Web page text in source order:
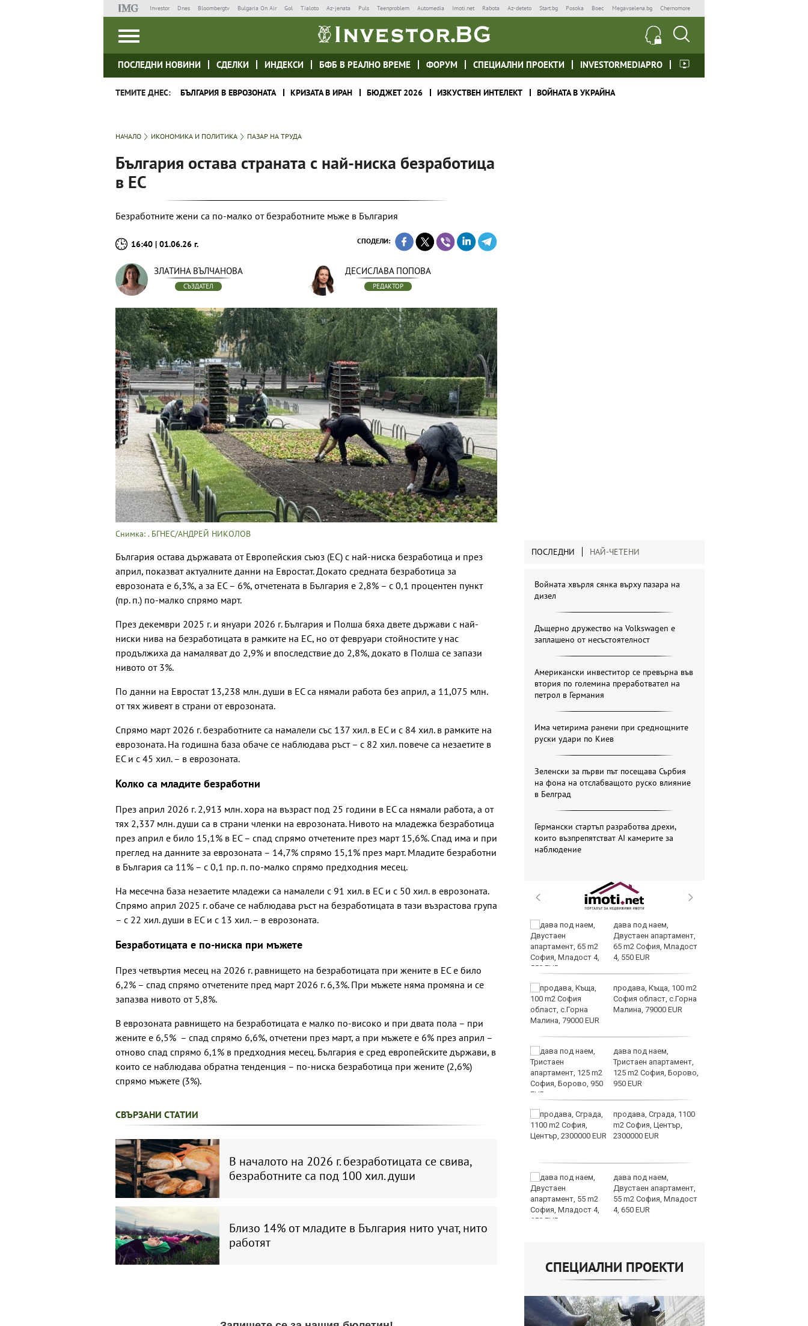
Investor Dnes Bloombergtv Bulgaria On Air Gol Tialoto Az-jenata Puls Teenproblem Automedia Imoti.net Rabota Az-deteto Start.bg Posoka Boec Megavselena.bg Chernomore
ПОСЛЕДНИ НОВИНИ СДЕЛКИ ИНДЕКСИ БФБ В РЕАЛНО ВРЕМЕ ФОРУМ СПЕЦИАЛНИ ПРОЕКТИ INVESTORMEDIAPRO
ТЕМИТЕ ДНЕС: БЪЛГАРИЯ В ЕВРОЗОНАТА КРИЗАТА В ИРАН БЮДЖЕТ 2026 ИЗКУСТВЕН ИНТЕЛЕКТ ВОЙНАТА В УКРАЙНА
НАЧАЛО ИКОНОМИКА И ПОЛИТИКА ПАЗАР НА ТРУДА
България остава страната с най-ниска безработица
в ЕС
Безработните жени са по-малко от безработните мъже в България
16:40 | 01.06.26 г. СПОДЕЛИ:
ЗЛАТИНА ВЪЛЧАНОВА
СЪЗДАТЕЛ
ДЕСИСЛАВА ПОПОВА
РЕДАКТОР
Снимка: . БГНЕС/АНДРЕЙ НИКОЛОВ
България остава държавата от Европейския съюз (ЕС) с най-ниска безработица и през
април, показват актуалните данни на Евростат. Докато средната безработица за
еврозоната е 6,3%, а за ЕС – 6%, отчетената в България е 2,8% – с 0,1 процентен пункт
(пр. п.) по-малко спрямо март.
През декември 2025 г. и януари 2026 г. България и Полша бяха двете държави с най-
ниски нива на безработицата в рамките на ЕС, но от февруари стойностите у нас
продължиха да намаляват до 2,9% и впоследствие до 2,8%, докато в Полша се запази
нивото от 3%.
По данни на Евростат 13,238 млн. души в ЕС са нямали работа без април, а 11,075 млн.
от тях живеят в страни от еврозоната.
Спрямо март 2026 г. безработните са намалели със 137 хил. в ЕС и с 84 хил. в рамките на
еврозоната. На годишна база обаче се наблюдава ръст – с 82 хил. повече са незаетите в
ЕС и с 45 хил. – в еврозоната.
Колко са младите безработни
През април 2026 г. 2,913 млн. хора на възраст под 25 години в ЕС са нямали работа, а от
тях 2,337 млн. души са в страни членки на еврозоната. Нивото на младежка безработица
през април е било 15,1% в ЕС – спад спрямо отчетените през март 15,6%. Спад има и при
преглед на данните за еврозоната – 14,7% спрямо 15,1% през март. Младите безработни
в България са 11% – с 0,1 пр. п. по-малко спрямо предходния месец.
На месечна база незаетите младежи са намалели с 91 хил. в ЕС и с 50 хил. в еврозоната.
Спрямо април 2025 г. обаче се наблюдава ръст на безработицата в тази възрастова група
– с 22 хил. души в ЕС и с 13 хил. – в еврозоната.
Безработицата е по-ниска при мъжете
През четвъртия месец на 2026 г. равнището на безработицата при жените в ЕС е било
6,2% – спад спрямо отчетените пред март 2026 г. 6,3%. При мъжете няма промяна и се
запазва нивото от 5,8%.
В еврозоната равнището на безработицата е малко по-високо и при двата пола – при
жените е 6,5% – спад спрямо 6,6%, отчетени през март, а при мъжете е 6% през април –
отново спад спрямо 6,1% в предходния месец. България е сред европейските държави, в
които се наблюдава обратна тенденция – по-ниска безработица при жените (2,6%)
спрямо мъжете (3%).
СВЪРЗАНИ СТАТИИ
В началото на 2026 г. безработицата се свива,
безработните са под 100 хил. души
Близо 14% от младите в България нито учат, нито
работят
ПОСЛЕДНИ НАЙ-ЧЕТЕНИ
Войната хвърля сянка върху пазара на
дизел
Дъщерно дружество на Volkswagen е
заплашено от несъстоятелност
Американски инвеститор се превърна във
втория по големина преработвател на
петрол в Германия
Има четирима ранени при среднощните
руски удари по Киев
Зеленски за първи път посещава Сърбия
на фона на отслабващото руско влияние
в Белград
Германски стартъп разработва дрехи,
които възпрепятстват AI камерите за
наблюдение
Фестивал на етносите
30 души са
пострадали при
катастрофи у нас за
продължава да спада
дава под наем,
Двустаен апартамент,
65 m2 София, Младост
4, 550 EUR
продава, Къща, 100 m2
София област, с.Горна
Малина, 79000 EUR
дава под наем,
Тристаен апартамент,
125 m2 София, Борово,
950 EUR
продава, Сграда, 1100
m2 София, Център,
2300000 EUR
дава под наем,
Двустаен апартамент,
55 m2 София, Младост
4, 650 EUR
СПЕЦИАЛНИ ПРОЕКТИ